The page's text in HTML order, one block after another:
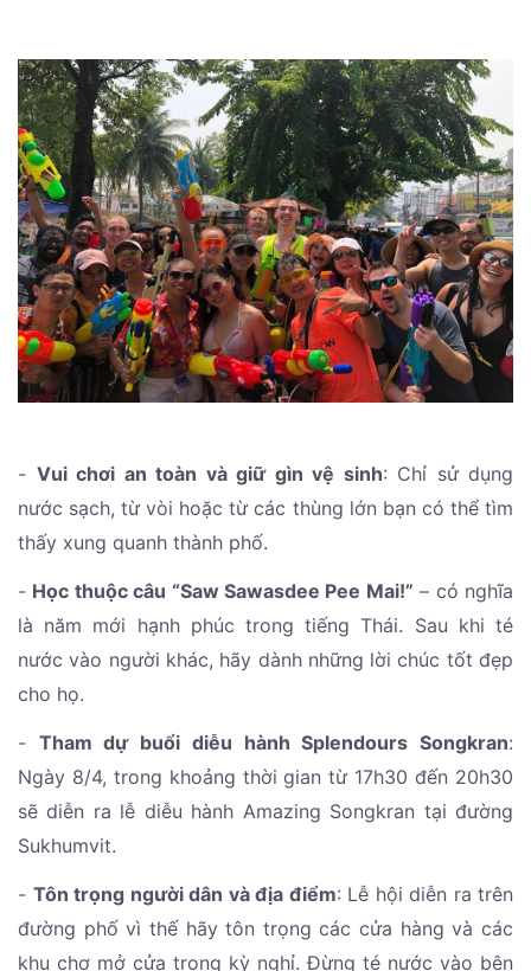
- Vui chơi an toàn và giữ gìn vệ sinh: Chỉ sử dụng
nước sạch, từ vòi hoặc từ các thùng lớn bạn có thể tìm
thấy xung quanh thành phố.
- Học thuộc câu “Saw Sawasdee Pee Mai!” – có nghĩa
là năm mới hạnh phúc trong tiếng Thái. Sau khi té
nước vào người khác, hãy dành những lời chúc tốt đẹp
cho họ.
- Tham dự buổi diễu hành Splendours Songkran:
Ngày 8/4, trong khoảng thời gian từ 17h30 đến 20h30
sẽ diễn ra lễ diễu hành Amazing Songkran tại đường
Sukhumvit.
- Tôn trọng người dân và địa điểm: Lễ hội diễn ra trên
đường phố vì thế hãy tôn trọng các cửa hàng và các
khu chợ mở cửa trong kỳ nghỉ. Đừng té nước vào bên